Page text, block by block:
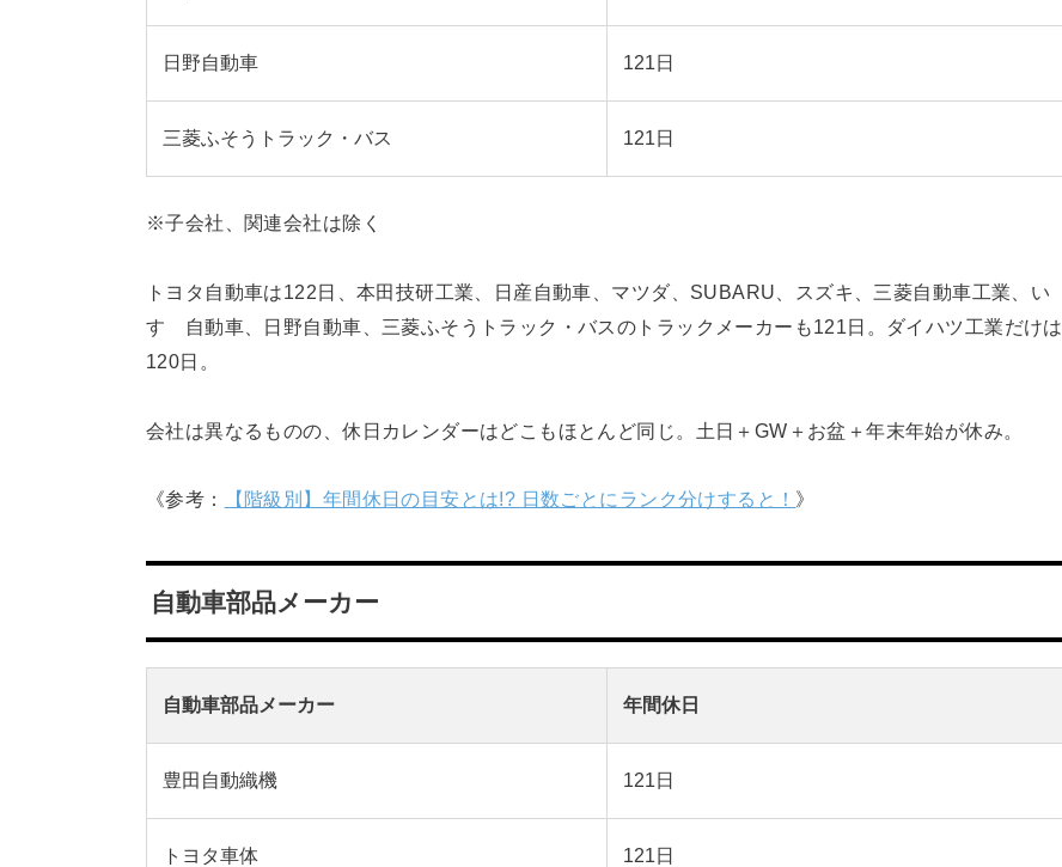
日野自動車 121日
三菱ふそうトラック・バス 121日
※子会社、関連会社は除く
トヨタ自動車は122日、本田技研工業、日産自動車、マツダ、SUBARU、スズキ、三菱自動車工業、い
すゞ自動車、日野自動車、三菱ふそうトラック・バスのトラックメーカーも121日。ダイハツ工業だけは
120日。
会社は異なるものの、休日カレンダーはどこもほとんど同じ。土日＋GW＋お盆＋年末年始が休み。
《参考： 【階級別】年間休日の目安とは!? 日数ごとにランク分けすると！ 》
自動車部品メーカー
自動車部品メーカー 年間休日
豊田自動織機 121日
トヨタ車体 121日